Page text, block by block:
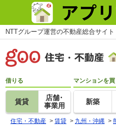
NTTグループ運営の不動産総合サイ
借りる
賃貸
店舗･
事業用
マンションを買
新築
住宅・不動産 > 賃貸 > 九州・沖縄 >